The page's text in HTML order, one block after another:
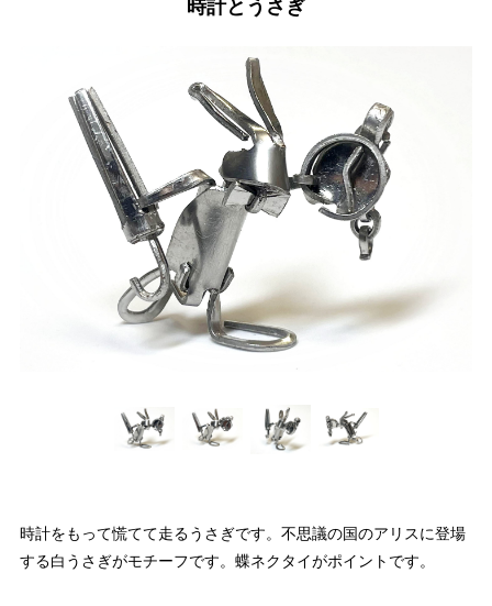
時計とうさぎ
時計をもって慌てて走るうさぎです。不思議の国のアリスに登場
する白うさぎがモチーフです。蝶ネクタイがポイントです。